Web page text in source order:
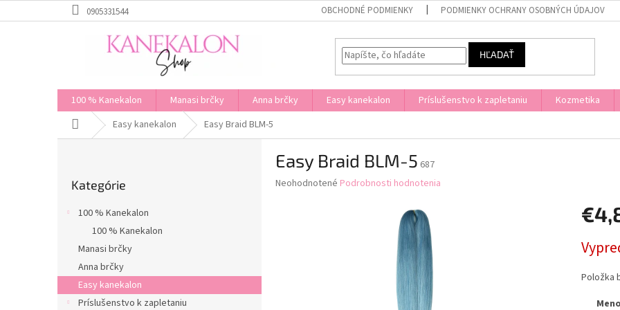
na
0905331544 OBCHODNÉ PODMIENKY PODMIENKY OCHRANY OSOBNÝCH ÚDAJOV
HĽADAŤ
100 % Kanekalon Manasi brčky Anna brčky Easy kanekalon Príslušenstvo k zapletaniu Kozmetika
DomovEasy kanekalon Easy Braid BLM-5
kategórie
Kategórie
100 % Kanekalon
100 % Kanekalon
Manasi brčky
Anna brčky
Easy kanekalon
Príslušenstvo k zapletaniu
Easy Braid BLM-5 687
Priemerné
Neohodnotené Podrobnosti hodnotenia
cena:
Položka
Meno